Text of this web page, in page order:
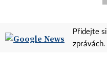
Přidejte
zprávách.